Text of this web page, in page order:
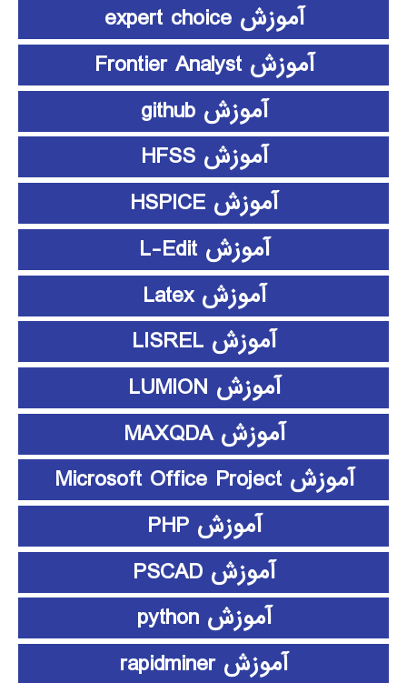
آموزش expert choice
آموزش Frontier Analyst
آموزش github
آموزش HFSS
آموزش HSPICE
آموزش L-Edit
آموزش Latex
آموزش LISREL
آموزش LUMION
آموزش MAXQDA
آموزش Microsoft Office Project
آموزش PHP
آموزش PSCAD
آموزش python
آموزش rapidminer